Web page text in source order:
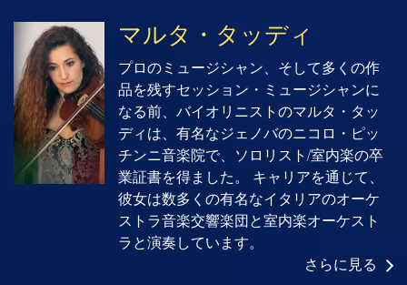
マルタ・タッディ
プロのミュージシャン、そして多くの作
品を残すセッション・ミュージシャンに
なる前、バイオリニストのマルタ・タッ
ディは、有名なジェノバのニコロ・ピッ
チンニ音楽院で、ソロリスト/室内楽の卒
業証書を得ました。 キャリアを通じて、
彼女は数多くの有名なイタリアのオーケ
ストラ音楽交響楽団と室内楽オーケスト
ラと演奏しています。
さらに見る